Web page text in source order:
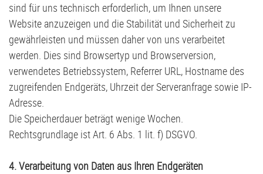
sind für uns technisch erforderlich, um Ihnen unsere
Website anzuzeigen und die Stabilität und Sicherheit zu
gewährleisten und müssen daher von uns verarbeitet
werden. Dies sind Browsertyp und Browserversion,
verwendetes Betriebssystem, Referrer URL, Hostname des
zugreifenden Endgeräts, Uhrzeit der Serveranfrage sowie IP-
Adresse.
Die Speicherdauer beträgt wenige Wochen.
Rechtsgrundlage ist Art. 6 Abs. 1 lit. f) DSGVO.
4. Verarbeitung von Daten aus Ihren Endgeräten